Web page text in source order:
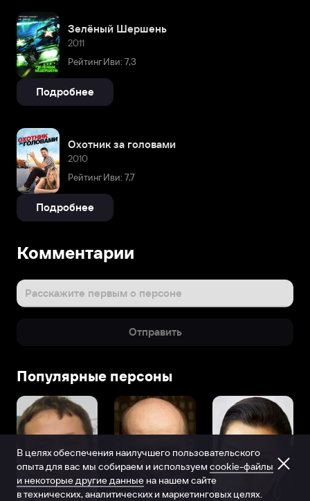
Зелёный Шершень
2011
Рейтинг Иви: 7,3
Подробнее
Охотник за головами
2010
Рейтинг Иви: 7,7
Подробнее
Комментарии
Расскажите первым о персоне
Отправить
Популярные персоны
В целях обеспечения наилучшего пользовательского
опыта для вас мы собираем и используем cookie-файлы
и некоторые другие данные на нашем сайте
в технических, аналитических и маркетинговых целях.